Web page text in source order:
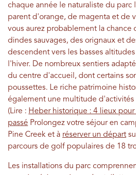
chaque année le naturaliste du parc
parent d'orange, de magenta et de
vous aurez probablement la chance
dindes sauvages, des orignaux et
descendent vers les basses
l'hiver. De nombreux sentiers
du centre d'accueil, dont certains
poussettes. Le riche patrimoine
également une multitude d'activités
(Lire : Heber historique : 4 lieux
passé Prolongez votre séjour en
Pine Creek et à réserver un départ
parcours de golf populaires de 18
Les installations du parc